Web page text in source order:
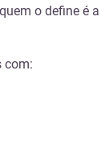
o define é a
com: